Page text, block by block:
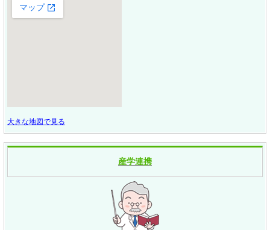
大きな地図で見る
産学連携